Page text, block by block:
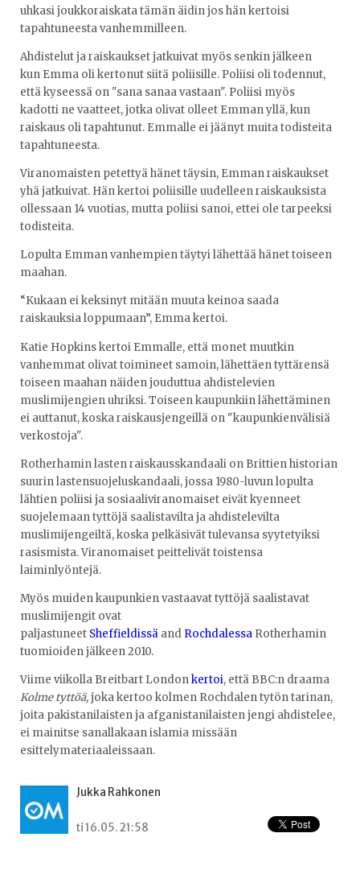
uhkasi joukkoraiskata tämän äidin jos hän kertoisi
tapahtuneesta vanhemmilleen.
Ahdistelut ja raiskaukset jatkuivat myös senkin jälkeen
kun Emma oli kertonut siitä poliisille. Poliisi oli todennut,
että kyseessä on "sana sanaa vastaan". Poliisi myös
kadotti ne vaatteet, jotka olivat olleet Emman yllä, kun
raiskaus oli tapahtunut. Emmalle ei jäänyt muita todisteita
tapahtuneesta.
Viranomaisten petettyä hänet täysin, Emman raiskaukset
yhä jatkuivat. Hän kertoi poliisille uudelleen raiskauksista
ollessaan 14 vuotias, mutta poliisi sanoi, ettei ole tarpeeksi
todisteita.
Lopulta Emman vanhempien täytyi lähettää hänet toiseen
maahan.
“Kukaan ei keksinyt mitään muuta keinoa saada
raiskauksia loppumaan”, Emma kertoi.
Katie Hopkins kertoi Emmalle, että monet muutkin
vanhemmat olivat toimineet samoin, lähettäen tyttärensä
toiseen maahan näiden jouduttua ahdistelevien
muslimijengien uhriksi. Toiseen kaupunkiin lähettäminen
ei auttanut, koska raiskausjengeillä on "kaupunkienvälisiä
verkostoja".
Rotherhamin lasten raiskausskandaali on Brittien historian
suurin lastensuojeluskandaali, jossa 1980-luvun lopulta
lähtien poliisi ja sosiaaliviranomaiset eivät kyenneet
suojelemaan tyttöjä saalistavilta ja ahdistelevilta
muslimijengeiltä, koska pelkäsivät tulevansa syytetyiksi
rasismista. Viranomaiset peittelivät toistensa
laiminlyöntejä.
Myös muiden kaupunkien vastaavat tyttöjä saalistavat
muslimijengit ovat
paljastuneet Sheffieldissä and Rochdalessa Rotherhamin
tuomioiden jälkeen 2010.
Viime viikolla Breitbart Londonkertoi, että BBC:n draama
Kolme tyttöä,joka kertoo kolmen Rochdalen tytön tarinan,
joita pakistanilaisten ja afganistanilaisten jengi ahdistelee,
ei mainitse sanallakaan islamia missään
esittelymateriaaleissaan.
Jukka Rahkonen
ti 16.05. 21:58